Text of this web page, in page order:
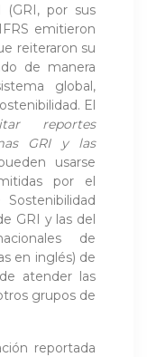
(GRI, por sus
emitieron
reiteraron su
de manera
global,
El
reportes
GRI y las
usarse
por el
GRI y las del
de
en inglés) de
atender las
grupos de
reportada